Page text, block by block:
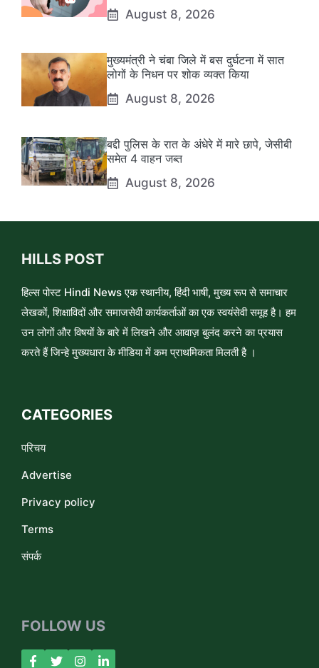
August 8, 2026
मुख्यमंत्री ने चंबा जिले में बस दुर्घटना में सात
लोगों के निधन पर शोक व्यक्त किया
August 8, 2026
बद्दी पुलिस के रात के अंधेरे में मारे छापे, जेसीबी
समेत 4 वाहन जब्त
August 8, 2026
HILLS POST
हिल्स पोस्ट Hindi News एक स्थानीय, हिंदी भाषी, मुख्य रूप से समाचार
लेखकों, शिक्षाविदों और समाजसेवी कार्यकर्ताओं का एक स्वयंसेवी समूह है। हम
उन लोगों और विषयों के बारे में लिखने और आवाज़ बुलंद करने का प्रयास
करते हैं जिन्हे मुख्यधारा के मीडिया में कम प्राथमिकता मिलती है ।
CATEGORIES
परिचय
Advertise
Privacy policy
Terms
संपर्क
FOLLOW US